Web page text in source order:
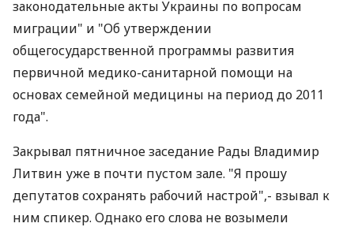
законодательные акты Украины по вопросам
миграции" и "Об утверждении
общегосударственной программы развития
первичной медико-санитарной помощи на
основах семейной медицины на период до 2011
года".
Закрывал пятничное заседание Рады Владимир
Литвин уже в почти пустом зале. "Я прошу
депутатов сохранять рабочий настрой",- взывал к
ним спикер. Однако его слова не возымели